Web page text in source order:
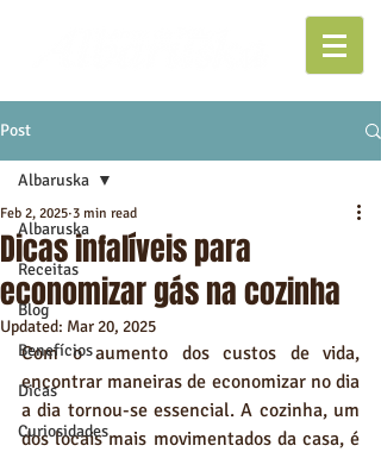
Post
Albaruska
Receitas
Blog
Benefícios
Dicas
Curiosidades
Albaruska
Dicas infalíveis para
economizar gás na cozinha
Feb 2, 2025 3 min read
Updated: Mar 20, 2025
Com o aumento dos custos de vida,
encontrar maneiras de economizar no dia
a dia tornou-se essencial. A cozinha, um
dos locais mais movimentados da casa, é